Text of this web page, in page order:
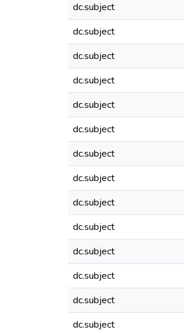
dc.subject
dc.subject
dc.subject
dc.subject
dc.subject
dc.subject
dc.subject
dc.subject
dc.subject
dc.subject
dc.subject
dc.subject
dc.subject
dc.subject